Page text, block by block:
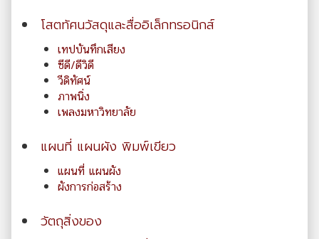
โสตทัศนวัสดุและสื่ออิเล็กทรอนิกส์
เทปบันทึกเสียง
ซีดี/ดีวิดี
วีดิทัศน์
ภาพนิ่ง
เพลงมหาวิทยาลัย
แผนที่ แผนผัง พิมพ์เขียว
แผนที่ แผนผัง
ผังการก่อสร้าง
วัตถุสิ่งของ